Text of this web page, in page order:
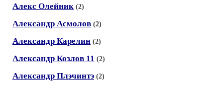
Алекс Олейник (2)
Александр Асмолов (2)
Александр Карелин (2)
Александр Козлов 11 (2)
Александр Плэчинтэ (2)